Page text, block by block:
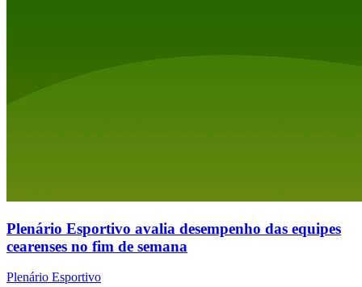
Plenário Esportivo avalia desempenho das equipes
cearenses no fim de semana
Plenário Esportivo